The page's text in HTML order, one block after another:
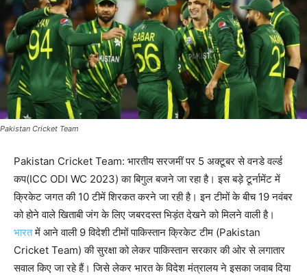
Pakistan Cricket Team
Pakistan Cricket Team: भारतीय सरजमीं पर 5 अक्टूबर से वनडे वर्ल्ड
कप(ICC ODI WC 2023) का बिगुल बजने जा रहा है। इस बड़े टूर्नामेंट में
क्रिकेट जगत की 10 टीमें शिरकत करने जा रही है। इन टीमों के बीच 19 नवंबर
को होने वाले खिताबी जंग के लिए जबरदस्त भिड़ंत देखने को मिलने वाली है।
भारतमें आने वाली 9 विदेशी टीमों पाकिस्तान क्रिकेट टीम (Pakistan
Cricket Team) की सुरक्षा को लेकर पाकिस्तान सरकार की ओर से लगातार
सवाल किए जा रहे हैं। जिसे लेकर भारत के विदेश मंत्रालय ने इसका जवाब दिया